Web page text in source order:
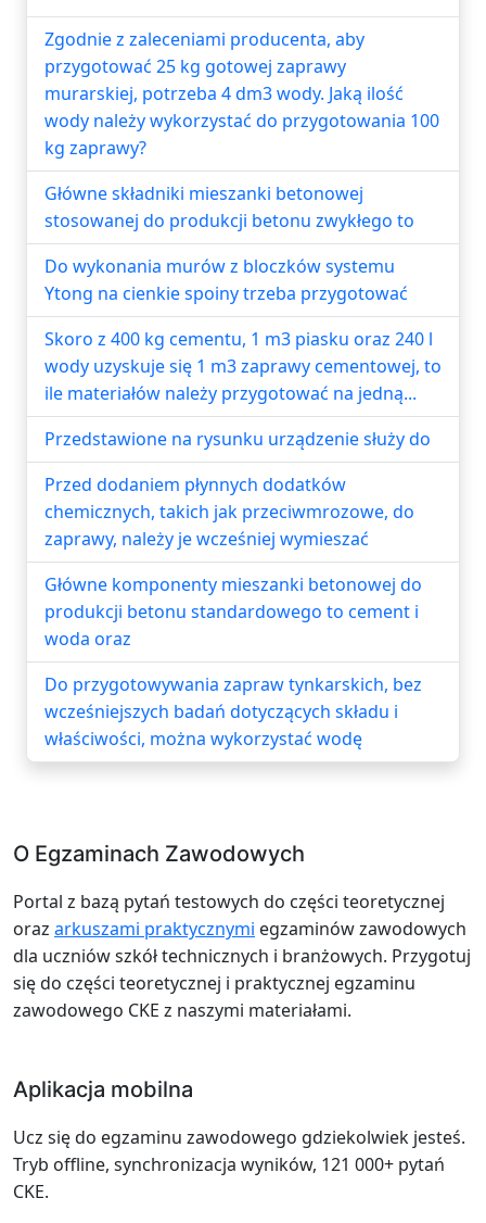
Zgodnie z zaleceniami producenta, aby
przygotować 25 kg gotowej zaprawy
murarskiej, potrzeba 4 dm3 wody. Jaką ilość
wody należy wykorzystać do przygotowania 100
kg zaprawy?
Główne składniki mieszanki betonowej
stosowanej do produkcji betonu zwykłego to
Do wykonania murów z bloczków systemu
Ytong na cienkie spoiny trzeba przygotować
Skoro z 400 kg cementu, 1 m3 piasku oraz 240 l
wody uzyskuje się 1 m3 zaprawy cementowej, to
ile materiałów należy przygotować na jedną...
Przedstawione na rysunku urządzenie służy do
Przed dodaniem płynnych dodatków
chemicznych, takich jak przeciwmrozowe, do
zaprawy, należy je wcześniej wymieszać
Główne komponenty mieszanki betonowej do
produkcji betonu standardowego to cement i
woda oraz
Do przygotowywania zapraw tynkarskich, bez
wcześniejszych badań dotyczących składu i
właściwości, można wykorzystać wodę
O Egzaminach Zawodowych
Portal z bazą pytań testowych do części teoretycznej
oraz arkuszami praktycznymi egzaminów zawodowych
dla uczniów szkół technicznych i branżowych. Przygotuj
się do części teoretycznej i praktycznej egzaminu
zawodowego CKE z naszymi materiałami.
Aplikacja mobilna
Ucz się do egzaminu zawodowego gdziekolwiek jesteś.
Tryb offline, synchronizacja wyników, 121 000+ pytań
CKE.